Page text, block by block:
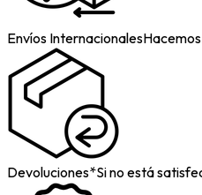
Envíos Internacionales
Devoluciones*Si no está